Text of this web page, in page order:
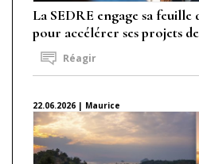
La SEDRE engage sa feuille
pour accélérer ses projets
Réagir
22.06.2026 | Maurice